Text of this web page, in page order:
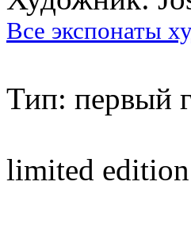
Все экспонаты
Тип: первый
limited